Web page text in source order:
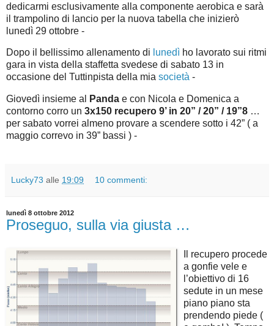
dedicarmi esclusivamente alla componente aerobica e sarà
il trampolino di lancio per la nuova tabella che inizierò
lunedì 29 ottobre -
Dopo il bellissimo allenamento di lunedì ho lavorato sui ritmi
gara in vista della staffetta svedese di sabato 13 in
occasione del Tuttinpista della mia società -
Giovedì insieme al Panda e con Nicola e Domenica a
contorno corro un 3x150 recupero 9’ in 20” / 20” / 19”8 …
per sabato vorrei almeno provare a scendere sotto i 42” ( a
maggio correvo in 39” bassi ) -
Lucky73 alle 19:09 10 commenti:
lunedì 8 ottobre 2012
Proseguo, sulla via giusta …
Il recupero procede
a gonfie vele e
l’obiettivo di 16
sedute in un mese
piano piano sta
prendendo piede (